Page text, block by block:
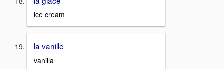
ice cream
la vanille
vanilla